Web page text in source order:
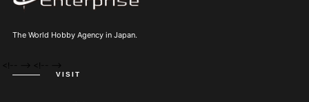
The World Hobby Agency in Japan.
<!-- --> <!-- -->
VISIT